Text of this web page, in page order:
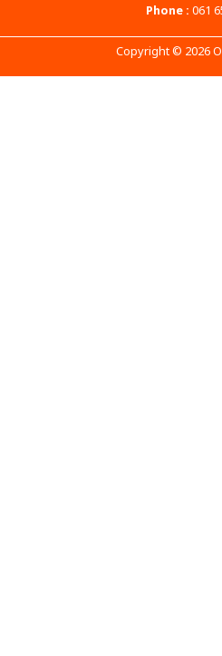
Phone : 061
Copyright © 2026